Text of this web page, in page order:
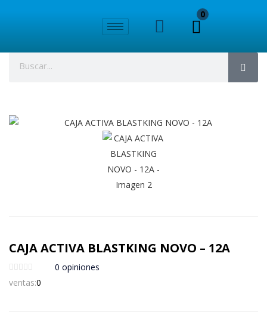
0
CAJA ACTIVA BLASTKING NOVO – 12A
0 opiniones
ventas:0